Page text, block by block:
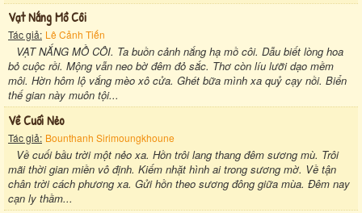
Vạt Nắng Mồ Côi
Tác giả: Lê Cảnh Tiến
VẠT NẮNG MỒ CÔI. Ta buồn cảnh nắng hạ mồ côi. Dẫu biết lòng hoa
bỏ cuộc rồi. Mộng vẫn neo bờ đêm đỏ sắc. Thơ còn líu lưỡi dạo mềm
môi. Hờn hôm lộ vắng mèo xô cửa. Ghét bữa mình xa quỷ cạy nồi. Biển
thế gian này muôn tội...
Về Cuối Nẻo
Tác giả: Bounthanh Sirimoungkhoune
Về cuối bầu trời một nẻo xa. Hồn trôi lang thang đêm sương mù. Trôi
mãi thời gian miền vô định. Kiếm nhặt hình ai trong sương mờ. Về tận
chân trời cách phương xa. Gửi hồn theo sương đông giữa mùa. Đêm nay
cạn ly thầm...